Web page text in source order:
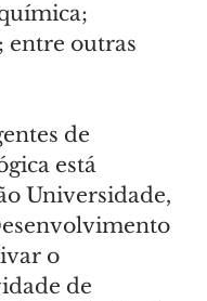
entre outras
de
está
Universidade,
o
de